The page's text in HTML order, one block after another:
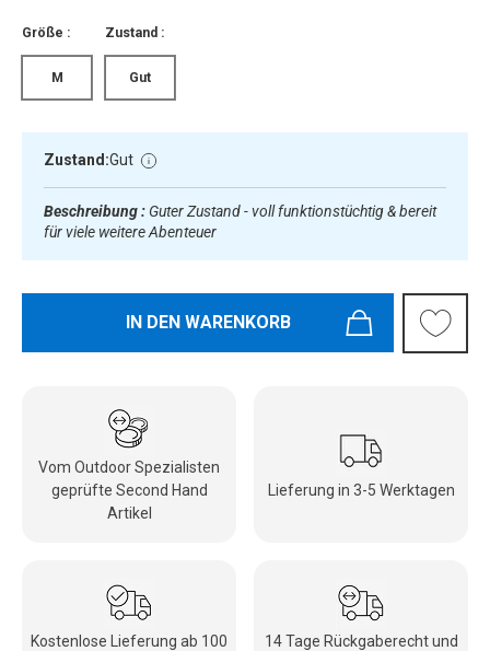
Größe :
M
Zustand :
Gut
Zustand:Gut
Beschreibung : Guter Zustand - voll funktionstüchtig & bereit
für viele weitere Abenteuer
IN DEN WARENKORB
Vom Outdoor Spezialisten
geprüfte Second Hand
Artikel
Lieferung in 3-5 Werktagen
Kostenlose Lieferung ab 100
14 Tage Rückgaberecht und